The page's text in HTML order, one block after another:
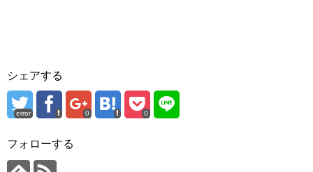
シェアする
error 0 0
フォローする